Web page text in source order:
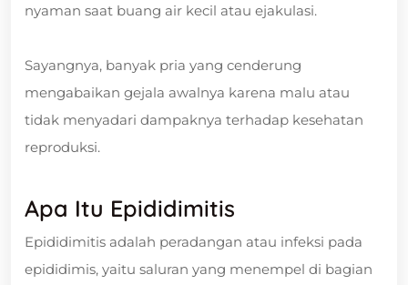
nyaman saat buang air kecil atau ejakulasi.
Sayangnya, banyak pria yang cenderung
mengabaikan gejala awalnya karena malu atau
tidak menyadari dampaknya terhadap kesehatan
reproduksi.
Apa Itu Epididimitis
Epididimitis adalah peradangan atau infeksi pada
epididimis, yaitu saluran yang menempel di bagian